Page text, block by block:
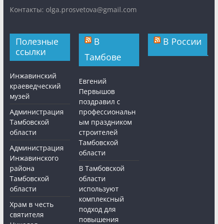
Контакты: olga.prosvetova@gmail.com
Полезные
ссылки
Инжавинский
краеведческий
музей
Администрация
Тамбовской
области
Администрация
Инжавинского
района
Тамбовской
области
Храм в честь
святителя
В
Тамбове
Евгений
Первышов
поздравил с
профессиональн
ым праздником
строителей
Тамбовской
области
В Тамбовской
области
используют
комплексный
подход для
повышения
В России